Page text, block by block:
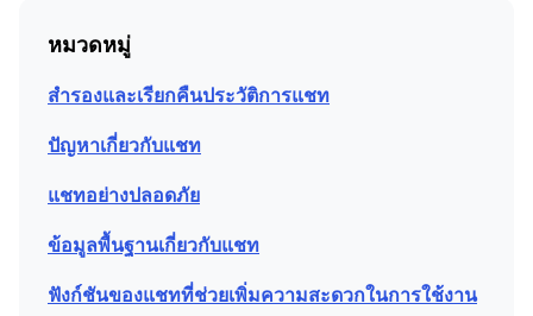
หมวดหมู่
สำรองและเรียกคืนประวัติการแชท
ปัญหาเกี่ยวกับแชท
แชทอย่างปลอดภัย
ข้อมูลพื้นฐานเกี่ยวกับแชท
ฟังก์ชันของแชทที่ช่วยเพิ่มความสะดวกในการใช้งาน